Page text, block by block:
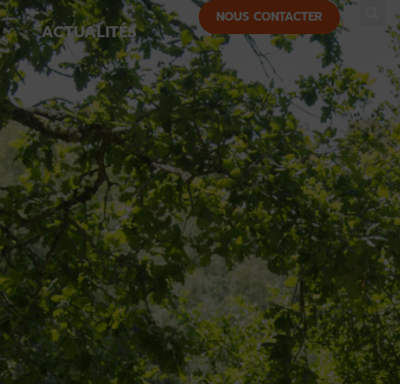
ACTUALITÉS
NOUS CONTACTER